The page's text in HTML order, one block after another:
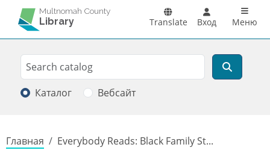
Перейти к основному содержанию
Multnomah County
Library Translate Вход Main
Меню
Search
Поиск
Каталог Вебсайт
Строка навигации
Главная Everybody Reads: Black Family St...